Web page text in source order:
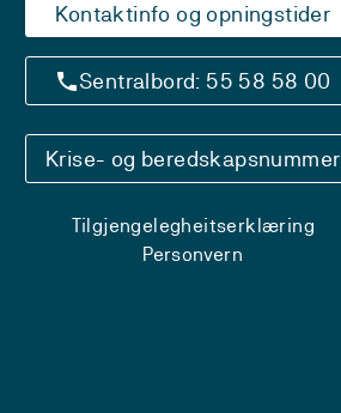
Kontaktinfo og opningstider
Sentralbord: 55 58 58 00
Krise- og beredskapsnummer
Tilgjengelegheitserklæring
Personvern